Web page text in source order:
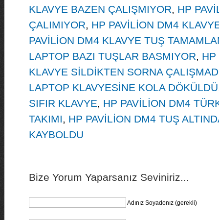
KLAVYE BAZEN ÇALIŞMIYOR, HP
ÇALIMIYOR, HP PAVİLİON DM4
PAVİLİON DM4 KLAVYE TUŞ
LAPTOP BAZI TUŞLAR BASMIYOR, HP
KLAVYE SİLDİKTEN SORNA
LAPTOP KLAVYESİNE KOLA DÖKÜLDÜ
SIFIR KLAVYE, HP PAVİLİON DM4
TAKIMI, HP PAVİLİON DM4 TUŞ
KAYBOLDU
Bize Yorum Yaparsanız Seviniriz...
Adınız Soyadonız (gerekli)